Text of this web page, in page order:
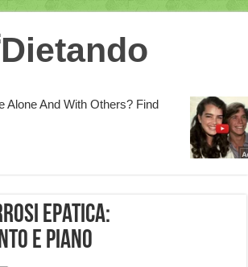
Epatica:
e piano